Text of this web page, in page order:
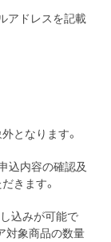
アドレスを記載
となります。
込内容の確認及
きます。
込みが可能で
対象商品の数量